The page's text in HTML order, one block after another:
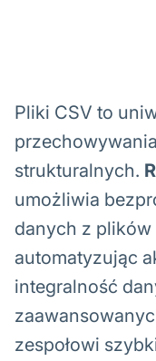
Pliki CSV to
strukturalnych.
umożliwia
danych z plików
automatyzując
integralność
zespołowi